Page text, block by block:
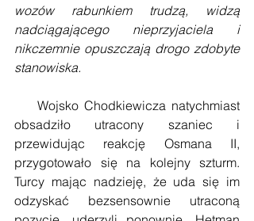
wozów rabunkiem trudzą, widzą
nadciągającego nieprzyjaciela i
nikczemnie opuszczają drogo zdobyte
stanowiska.
obsadziło utracony szaniec i
przewidując reakcję Osmana II,
przygotowało się na kolejny szturm.
Turcy mając nadzieję, że uda się im
odzyskać bezsensownie utraconą